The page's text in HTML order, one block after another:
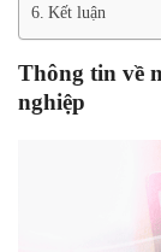
Kết luận
Thông tin về
nghiệp